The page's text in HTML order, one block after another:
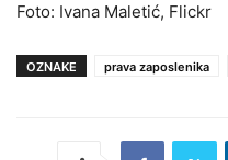
Foto: Ivana Maletić, Flickr
OZNAKE prava zaposlenika